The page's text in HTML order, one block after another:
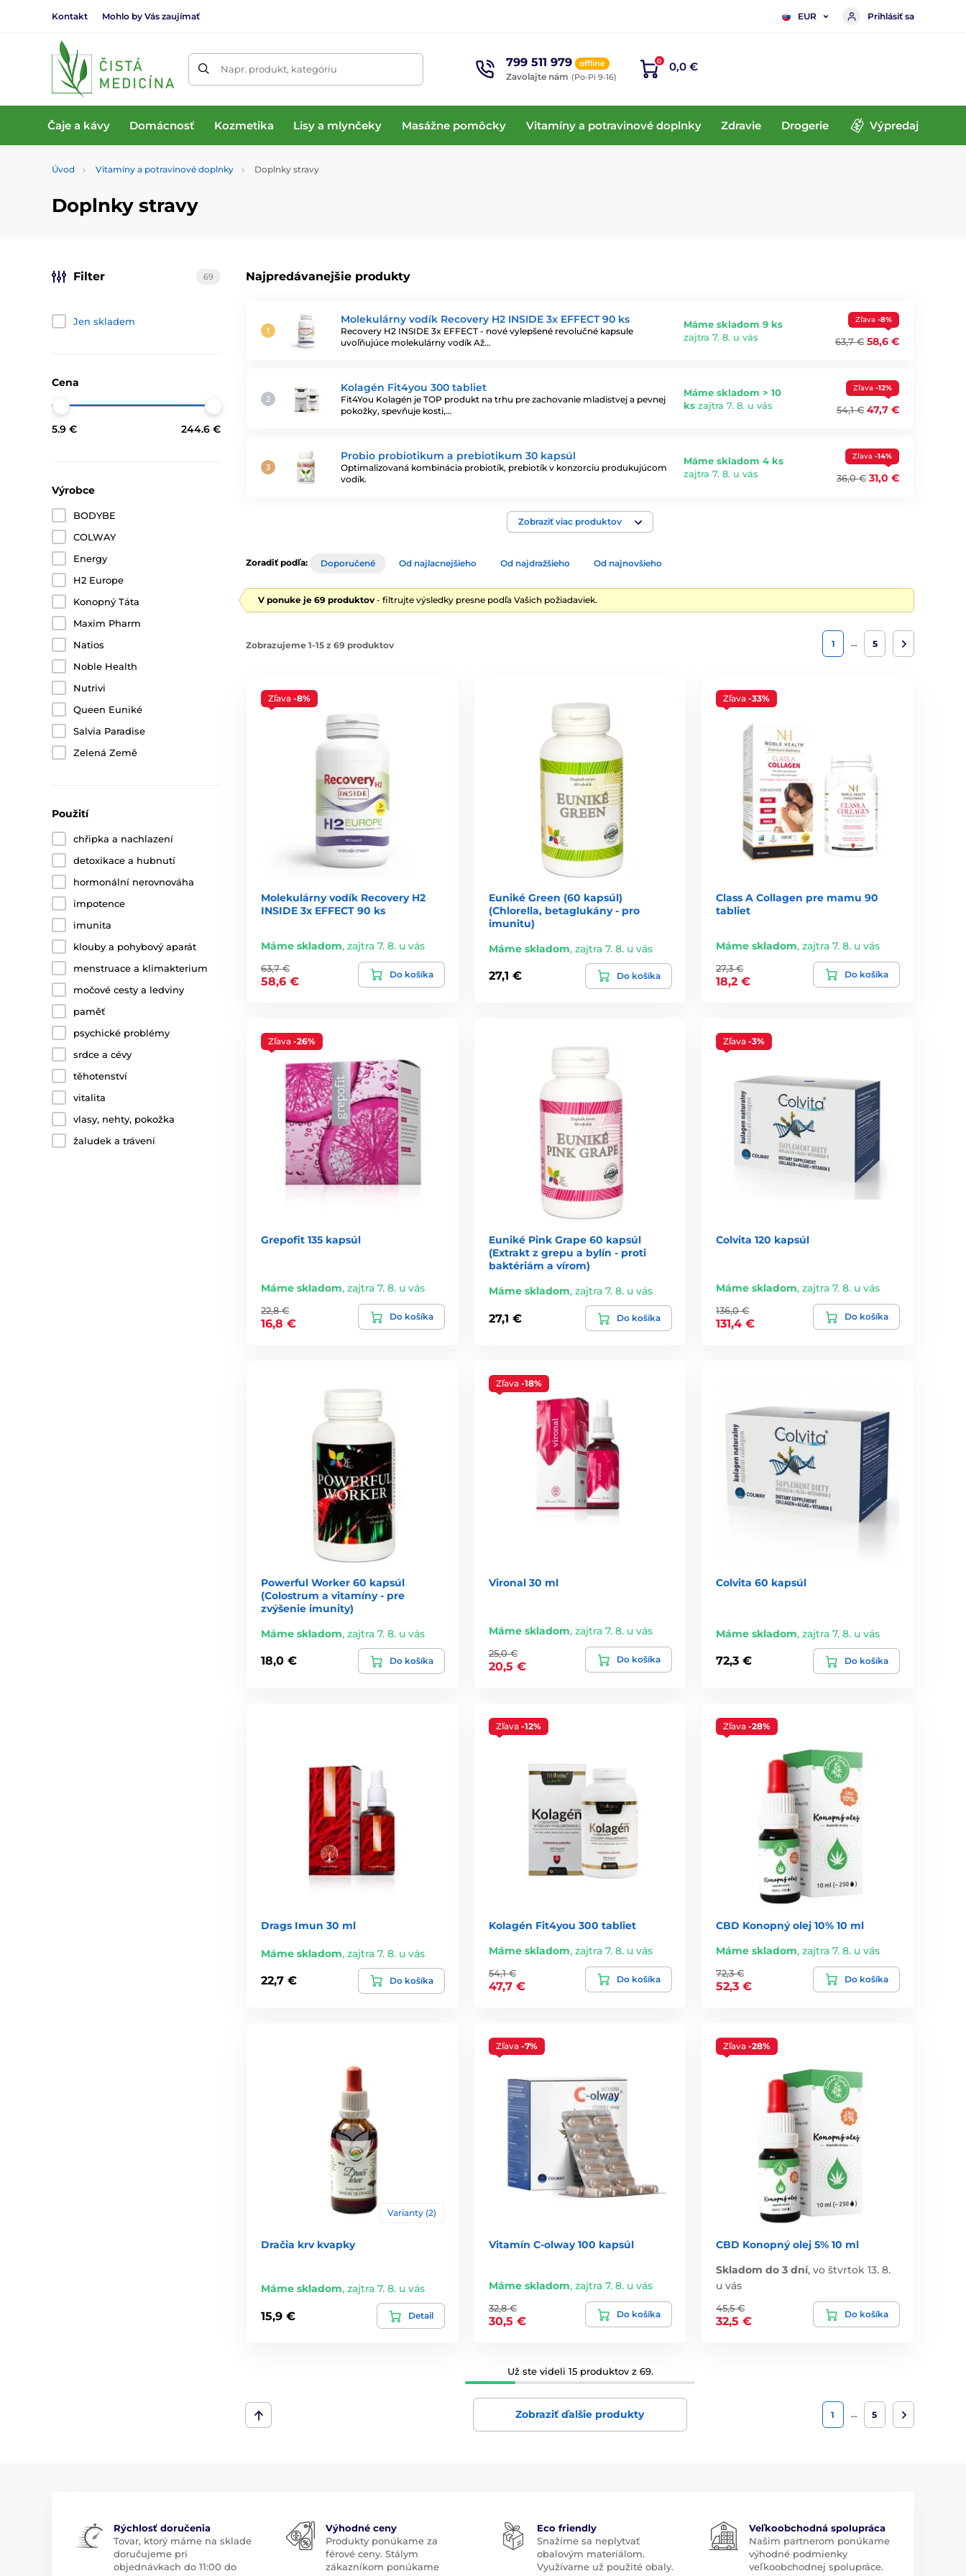
Kontakt Mohlo by Vás zaujímať EUR Prihlásiť sa
Napr. produkt, kategóriu 799 511 979 offline
Zavolajte nám (Po-Pi 9-16)
0 0,0 €
Čaje a kávy Domácnosť Kozmetika Lisy a mlynčeky Masážne pomôcky Vitamíny a potravinové doplnky Zdravie Drogerie Výpredaj
Úvod Vitamíny a potravinové doplnky Doplnky stravy
Doplnky stravy
Najpredávanejšie produkty
Molekulárny vodík Recovery H2 INSIDE 3x EFFECT 90 ks
Recovery H2 INSIDE 3x EFFECT - nové vylepšené revolučné kapsule
uvoľňujúce molekulárny vodík Až…
Máme skladom 9 ks
zajtra 7. 8. u vás
Zľava -8%
63,7 € 58,6 €
Kolagén Fit4you 300 tabliet
Fit4You Kolagén je TOP produkt na trhu pre zachovanie mladistvej a pevnej
pokožky, spevňuje kosti,…
Máme skladom > 10
ks zajtra 7. 8. u vás
Zľava -12%
54,1 € 47,7 €
Probio probiotikum a prebiotikum 30 kapsúl
Optimalizovaná kombinácia probiotík, prebiotík v konzorciu produkujúcom
vodík.
Máme skladom 4 ks
zajtra 7. 8. u vás
Zľava -14%
36,0 € 31,0 €
Zobraziť viac produktov
Filter 69
Jen skladem
Cena
5.9 € 244.6 €
Výrobce
BODYBE
COLWAY
Energy
H2 Europe
Konopný Táta
Maxim Pharm
Natios
Noble Health
Nutrivi
Queen Euniké
Salvia Paradise
Zelená Země
Použití
chřipka a nachlazení
detoxikace a hubnutí
hormonální nerovnováha
impotence
imunita
klouby a pohybový aparát
menstruace a klimakterium
močové cesty a ledviny
paměť
psychické problémy
srdce a cévy
těhotenství
vitalita
vlasy, nehty, pokožka
žaludek a trávení
Zoradiť podľa: Doporučené Od najlacnejšieho Od najdražšieho Od najnovšieho
V ponuke je 69 produktov - filtrujte výsledky presne podľa Vašich požiadaviek.
Zobrazujeme 1-15 z 69 produktov 1 … 5
Zľava -8%
Molekulárny vodík Recovery H2
INSIDE 3x EFFECT 90 ks
Máme skladom, zajtra 7. 8. u vás
63,7 €
58,6 €
Do košíka
Euniké Green (60 kapsúl)
(Chlorella, betaglukány - pro
imunitu)
Máme skladom, zajtra 7. 8. u vás
27,1 € Do košíka
Zľava-33%
Class A Collagen pre mamu 90
tabliet
Máme skladom,zajtra 7. 8. u vás
27,3 €
18,2 €
Do košíka
Zľava -26%
Grepofit 135 kapsúl
Máme skladom, zajtra 7. 8. u vás
22,8 €
16,8 €
Do košíka
Euniké Pink Grape 60 kapsúl
(Extrakt z grepu a bylín - proti
baktériám a vírom)
Máme skladom, zajtra 7. 8. u vás
27,1 € Do košíka
Zľava-3%
Colvita 120 kapsúl
Máme skladom,zajtra 7. 8. u vás
136,0 €
131,4 €
Do košíka
Powerful Worker 60 kapsúl
(Colostrum a vitamíny - pre
zvýšenie imunity)
Máme skladom, zajtra 7. 8. u vás
18,0 € Do košíka
Zľava -18%
Vironal 30 ml
Máme skladom, zajtra 7. 8. u vás
25,0 €
20,5 €
Do košíka
Colvita 60 kapsúl
Máme skladom,zajtra 7. 8. u vás
72,3 € Do košíka
Drags Imun 30 ml
Máme skladom, zajtra 7. 8. u vás
22,7 € Do košíka
Zľava -12%
Kolagén Fit4you 300 tabliet
Máme skladom, zajtra 7. 8. u vás
54,1 €
47,7 €
Do košíka
Zľava-28%
CBD Konopný olej 10% 10 ml
Máme skladom,zajtra 7. 8. u vás
72,3 €
52,3 €
Do košíka
Varianty (2)
Dračia krv kvapky
Máme skladom, zajtra 7. 8. u vás
15,9 € Detail
Zľava -7%
Vitamín C-olway 100 kapsúl
Máme skladom, zajtra 7. 8. u vás
32,8 €
30,5 €
Do košíka
Zľava-28%
CBD Konopný olej 5% 10 ml
Skladom do 3 dní,vo štvrtok 13. 8.
u vás
45,5 €
32,5 €
Do košíka
Už ste videli 15 produktov z 69.
Zobraziť ďalšie produkty 1 … 5
Rýchlosť doručenia
Tovar, ktorý máme na sklade
doručujeme pri
objednávkach do 11:00 do
Výhodné ceny
Produkty ponúkame za
férové ceny. Stálym
zákazníkom ponúkame
Eco friendly
Snažíme sa neplytvať
obalovým materiálom.
Využívame už použité obaly.
Veľkoobchodná spolupráca
Našim partnerom ponúkame
výhodné podmienky
veľkoobchodnej spolupráce.